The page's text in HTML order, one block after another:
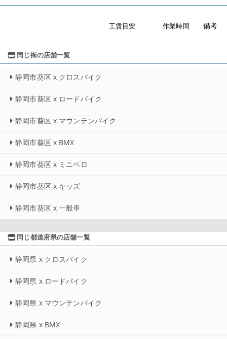
工賃目安 作業時間 備考
同じ街の店舗一覧
静岡市葵区 x クロスバイク
静岡市葵区 x ロードバイク
静岡市葵区 x マウンテンバイク
静岡市葵区 x BMX
静岡市葵区 x ミニベロ
静岡市葵区 x キッズ
静岡市葵区 x 一般車
同じ都道府県の店舗一覧
静岡県 x クロスバイク
静岡県 x ロードバイク
静岡県 x マウンテンバイク
静岡県 x BMX